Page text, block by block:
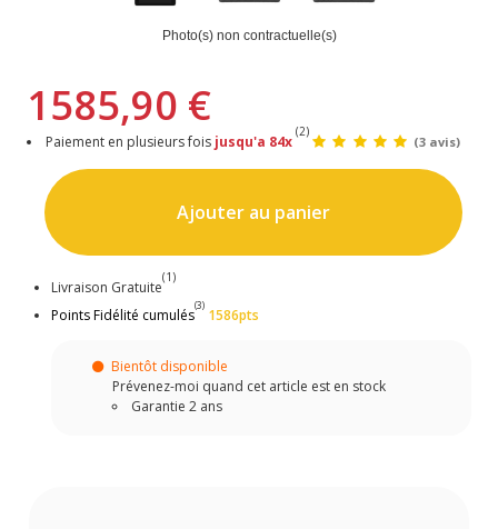
Photo(s) non contractuelle(s)
1585,90 €
Paiement en plusieurs fois jusqu'a 84x
(2)
(3 avis)
Ajouter au panier
Livraison Gratuite
(1)
Points Fidélité cumulés
(3)
1586pts
Bientôt disponible
Prévenez-moi quand cet article est en stock
Garantie 2 ans